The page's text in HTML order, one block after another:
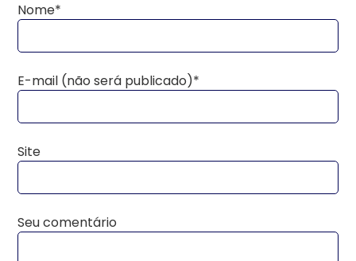
Nome*
E-mail (não será publicado)*
Site
Seu comentário